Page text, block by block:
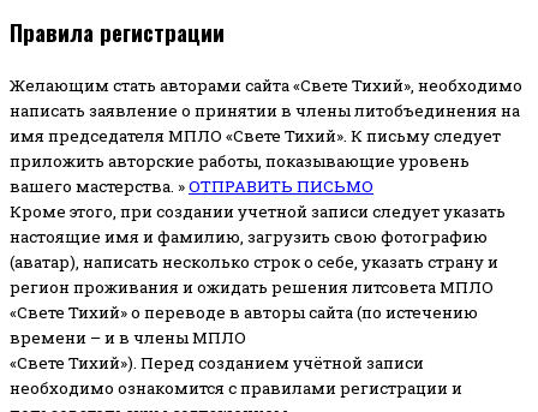
Правила регистрации
Желающим стать авторами сайта «Свете Тихий», необходимо
написать заявление о принятии в члены литобъединения на
имя председателя МПЛО «Свете Тихий». К письму следует
приложить авторские работы, показывающие уровень
вашего мастерства. »ОТПРАВИТЬ ПИСЬМО
Кроме этого, при создании учетной записи следует указать
настоящие имя и фамилию, загрузить свою фотографию
(аватар), написать несколько строк о себе, указать страну и
регион проживания и ожидать решения литсовета МПЛО
«Свете Тихий» о переводе в авторы сайта (по истечению
времени – и в члены МПЛО
«Свете Тихий»). Перед созданием учётной записи
необходимо ознакомится с правилами регистрации и